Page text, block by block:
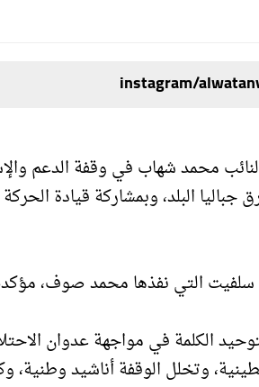
محمد شهاب في وقفة الدعم
البلد، وبمشاركة قيادة
سلفيت التي نفذها محمد صوف،
الكلمة في مواجهة عدوان
وتخلل الوقفة أناشيد